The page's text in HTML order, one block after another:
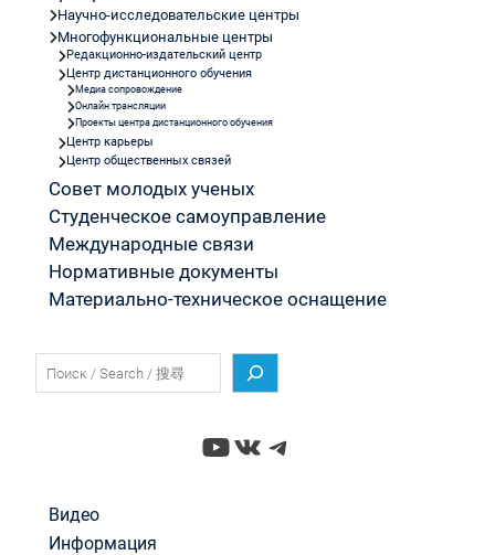
Научно-исследовательские центры
Многофункциональные центры
Редакционно-издательский центр
Центр дистанционного обучения
Медиа сопровождение
Онлайн трансляции
Проекты центра дистанционного обучения
Центр карьеры
Центр общественных связей
Совет молодых ученых
Студенческое самоуправление
Международные связи
Нормативные документы
Материально-техническое оснащение
YouTube
ВКонтакте
Telegram
Видео
Информация